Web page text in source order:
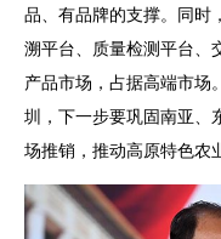
品、有品牌的支撑。同时
溯平台、质量检测平台、
产品市场，占据高端市场
圳，下一步要巩固南亚、
场推销，推动高原特色农